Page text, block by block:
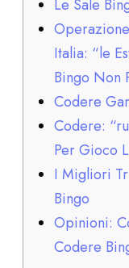
Le Sale
Italia: “le
Bingo Non
Codere
Codere:
Per Gioco
I Migliori
Bingo
Opinioni:
Codere